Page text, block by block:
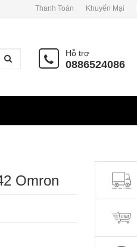
Thanh Toán Khuyến Mại
Hỗ trợ
0886524086
Omron